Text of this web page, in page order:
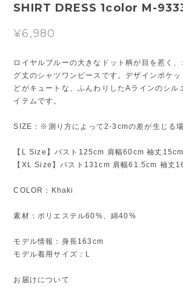
SHIRT DRESS 1color M-
¥6,980
ロイヤルブルーの大きなドット柄が目を惹く
グ丈のシャツワンピースです。デザインポケ
どがキュートな、ふんわりしたAラインのシル
イテムです。
SIZE：※測り方によって2-3cmの差が生じる場
【L Size】バスト125cm 肩幅60cm 袖丈
【XL Size】バスト131cm 肩幅61.5cm 袖丈
COLOR：Khaki
素材：ポリエステル60%、綿40%
モデル情報：身長163cm
モデル着用サイズ：L
お届けについて